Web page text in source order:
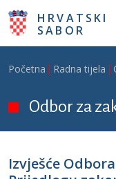
Skoči na glavni sadržaj
HRVATSKI
SABOR
Breadcrumb
Početna Radna tijela
Odbor za
Izvješće